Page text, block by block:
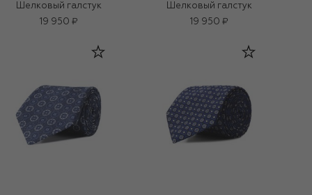
Шелковый галстук
19 950 ₽
Шелковый галстук
19 950 ₽